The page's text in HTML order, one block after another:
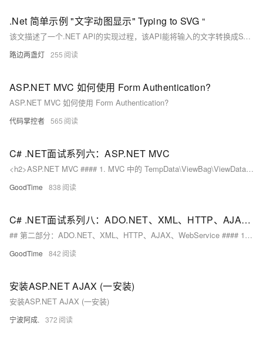
.Net 简单示例 "文字动图显示" Typing to SVG “
该文描述了一个.NET API的实现过程，该API能将输入的文字转换成SVG动态图。首先，作者展示了示例网站（&lt;https://readme-typing-svg.demolab.com/&gt;）的功能，它能将文字转化为可自定义样式的SVG动画。接着分析了示例URL的响应，发现其内容类型为`image/svg+xml`，主要由SVG、path、animate和text元素组成。通过创建一个.NET Core Web API项目，作者设置了响应内容类型为`image/svg+xml`，并将示例URL的SVG内容直接输出，成功实现了相同效果。
路边两盏灯 255
ASP.NET MVC 如何使用 Form Authentication?
ASP.NET MVC 如何使用 Form Authentication?
代码掌控者 565
C# .NET面试系列六：ASP.NET MVC
<h2>ASP.NET MVC #### 1. MVC 中的 TempData\ViewBag\ViewData 区别? 在ASP.NET MVC中，TempData、ViewBag 和 ViewData 都是用于在控制器和视图之间传递数据的机制，但它们有一些区别。 <b>TempData：</b> 1、生命周期 ```c# TempData 的生命周期是短暂的，数据只在当前请求和下一次请求之间有效。一旦数据被读取，它就会被标记为已读，下一次请求时就会被清除。 ``` 2、用途 ```c# 主要用于在两个动作之间传递数据，例如在一个动作中设置 TempData，然后在重定向到另
GoodTime 838
C# .NET面试系列八：ADO.NET、XML、HTTP、AJAX、WebService
## 第二部分：ADO.NET、XML、HTTP、AJAX、WebService #### 1. .NET 和 C# 有什么区别? .NET（通用语言运行时）： ```c# 定义：.NET 是一个软件开发框架，提供了一个通用的运行时环境，用于在不同的编程语言中执行代码。 作用：它为多语言支持提供了一个统一的平台，允许不同的语言共享类库和其他资源。.NET 包括 Common Language Runtime (CLR)、基础类库（BCL）和其他工具。 ``` C#（C Sharp）： ```c# 定义： C# 是一种由微软设计的面向对象的编程语言，专门为.NET 平台开发而创建。 作
GoodTime 842
安装ASP.NET AJAX (一安装)
安装ASP.NET AJAX (一安装)
宁波阿成. 372